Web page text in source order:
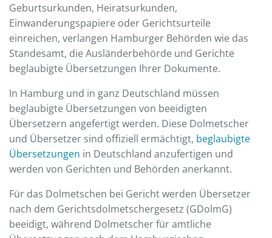
Geburtsurkunden, Heiratsurkunden,
Einwanderungspapiere oder Gerichtsurteile
einreichen, verlangen Hamburger Behörden wie das
Standesamt, die Ausländerbehörde und Gerichte
beglaubigte Übersetzungen Ihrer Dokumente.
In Hamburg und in ganz Deutschland müssen
beglaubigte Übersetzungen von beeidigten
Übersetzern angefertigt werden. Diese Dolmetscher
und Übersetzer sind offiziell ermächtigt, beglaubigte
Übersetzungen in Deutschland anzufertigen und
werden von Gerichten und Behörden anerkannt.
Für das Dolmetschen bei Gericht werden Übersetzer
nach dem Gerichtsdolmetschergesetz (GDolmG)
beeidigt, während Dolmetscher für amtliche